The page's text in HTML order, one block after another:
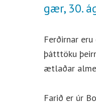
gær, 30.
Ferðirnar
þátttöku
ætlaðar
Farið er úr